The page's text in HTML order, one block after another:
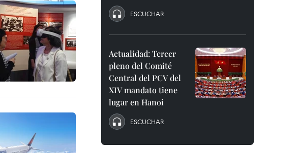
ESCUCHAR
Actualidad: Tercer
pleno del Comité
Central del PCV del
XIV mandato tiene
lugar en Hanoi
ESCUCHAR